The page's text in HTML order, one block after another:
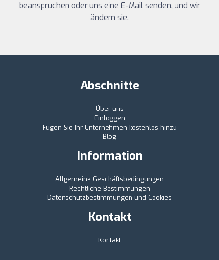
beanspruchen oder uns eine E-Mail senden, und wir
ändern sie.
Abschnitte
Über uns
Einloggen
Fügen Sie Ihr Unternehmen kostenlos hinzu
Blog
Information
Allgemeine Geschäftsbedingungen
Rechtliche Bestimmungen
Datenschutzbestimmungen und Cookies
Kontakt
Kontakt